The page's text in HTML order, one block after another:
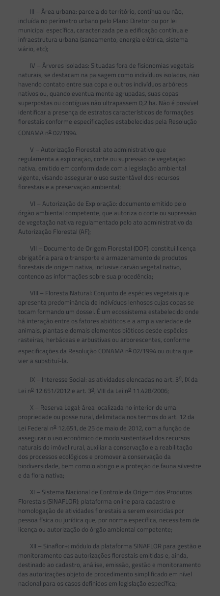
III – Área urbana: parcela do território, contínua ou não,
incluída no perímetro urbano pelo Plano Diretor ou por lei
municipal específica, caracterizada pela edificação contínua e
infraestrutura urbana (saneamento, energia elétrica, sistema
viário, etc);
IV – Árvores isoladas: Situadas fora de fisionomias vegetais
naturais, se destacam na paisagem como indivíduos isolados, não
havendo contato entre sua copa e outros indivíduos arbóreos
nativos ou, quando eventualmente agrupadas, suas copas
superpostas ou contíguas não ultrapassem 0,2 ha. Não é possível
identificar a presença de estratos característicos de formações
florestais conforme especificações estabelecidas pela Resolução
CONAMA no02/1994.
V – Autorização Florestal: ato administrativo que
regulamenta a exploração, corte ou supressão de vegetação
nativa, emitido em conformidade com a legislação ambiental
vigente, visando assegurar o uso sustentável dos recursos
florestais e a preservação ambiental;
VI – Autorização de Exploração: documento emitido pelo
órgão ambiental competente, que autoriza o corte ou supressão
de vegetação nativa regulamentado pelo ato administrativo da
Autorização Florestal (AF);
VII – Documento de Origem Florestal (DOF): constitui licença
obrigatória para o transporte e armazenamento de produtos
florestais de origem nativa, inclusive carvão vegetal nativo,
contendo as informações sobre sua procedência;
VIII – Floresta Natural: Conjunto de espécies vegetais que
apresenta predominância de indivíduos lenhosos cujas copas se
tocam formando um dossel. É um ecossistema estabelecido onde
há interação entre os fatores abióticos e a ampla variedade de
animais, plantas e demais elementos bióticos desde espécies
rasteiras, herbáceas e arbustivas ou arborescentes, conforme
especificações da Resolução CONAMA no02/1994 ou outra que
vier a substituí-la.
IX – Interesse Social: as atividades elencadas no art. 3o, IX da
Lei no12.651/2012 e art. 3o, VIII da Lei no11.428/2006;
X – Reserva Legal: área localizada no interior de uma
propriedade ou posse rural, delimitada nos termos do art. 12 da
Lei Federal no12.651, de 25 de maio de 2012, com a função de
assegurar o uso econômico de modo sustentável dos recursos
naturais do imóvel rural, auxiliar a conservação e a reabilitação
dos processos ecológicos e promover a conservação da
biodiversidade, bem como o abrigo e a proteção de fauna silvestre
e da flora nativa;
XI – Sistema Nacional de Controle da Origem dos Produtos
Florestais (SINAFLOR): plataforma online para cadastro e
homologação de atividades florestais a serem exercidas por
pessoa física ou jurídica que, por norma específica, necessitem de
licença ou autorização do órgão ambiental competente;
XII – Sinaflor+: módulo da plataforma SINAFLOR para gestão e
monitoramento das autorizações florestais emitidas e, ainda,
destinado ao cadastro, análise, emissão, gestão e monitoramento
das autorizações objeto de procedimento simplificado em nível
nacional para os casos definidos em legislação específica;